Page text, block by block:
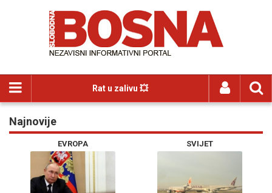
Rat u zalivu 💥
Najnovije